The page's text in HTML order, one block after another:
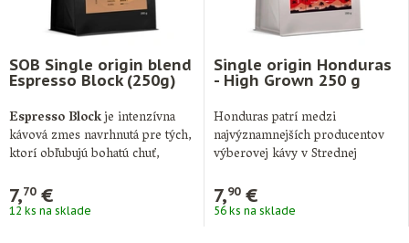
SOB Single origin blend
Espresso Block (250g)
Espresso Blockje intenzívna
kávová zmes navrhnutá pre tých,
ktorí obľubujú bohatú chuť,
7,70€
12 ks na sklade
Single origin Honduras
- High Grown 250 g
Honduras patrí medzi
najvýznamnejších producentov
výberovej kávy v Strednej
predovšetkým kvalitnými …
7,90€
56 ks na sklade